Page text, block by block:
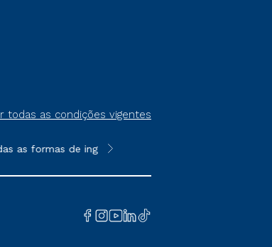
todas as condições vigentes
formas de ingresso, exceto na prova on-line
**Semipresencial é um formato do